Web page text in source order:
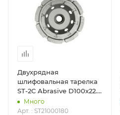
Двухрядная
шлифовальная тарелка
ST-2C Abrasive D100х22.2
DR.SCHULZE ST21000180
Много
Арт. : ST21000180